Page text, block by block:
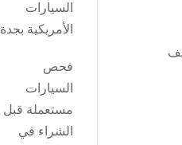
السيارات
الأمريكية بجدة
فحص
السيارات
مستعملة قبل
الشراء في